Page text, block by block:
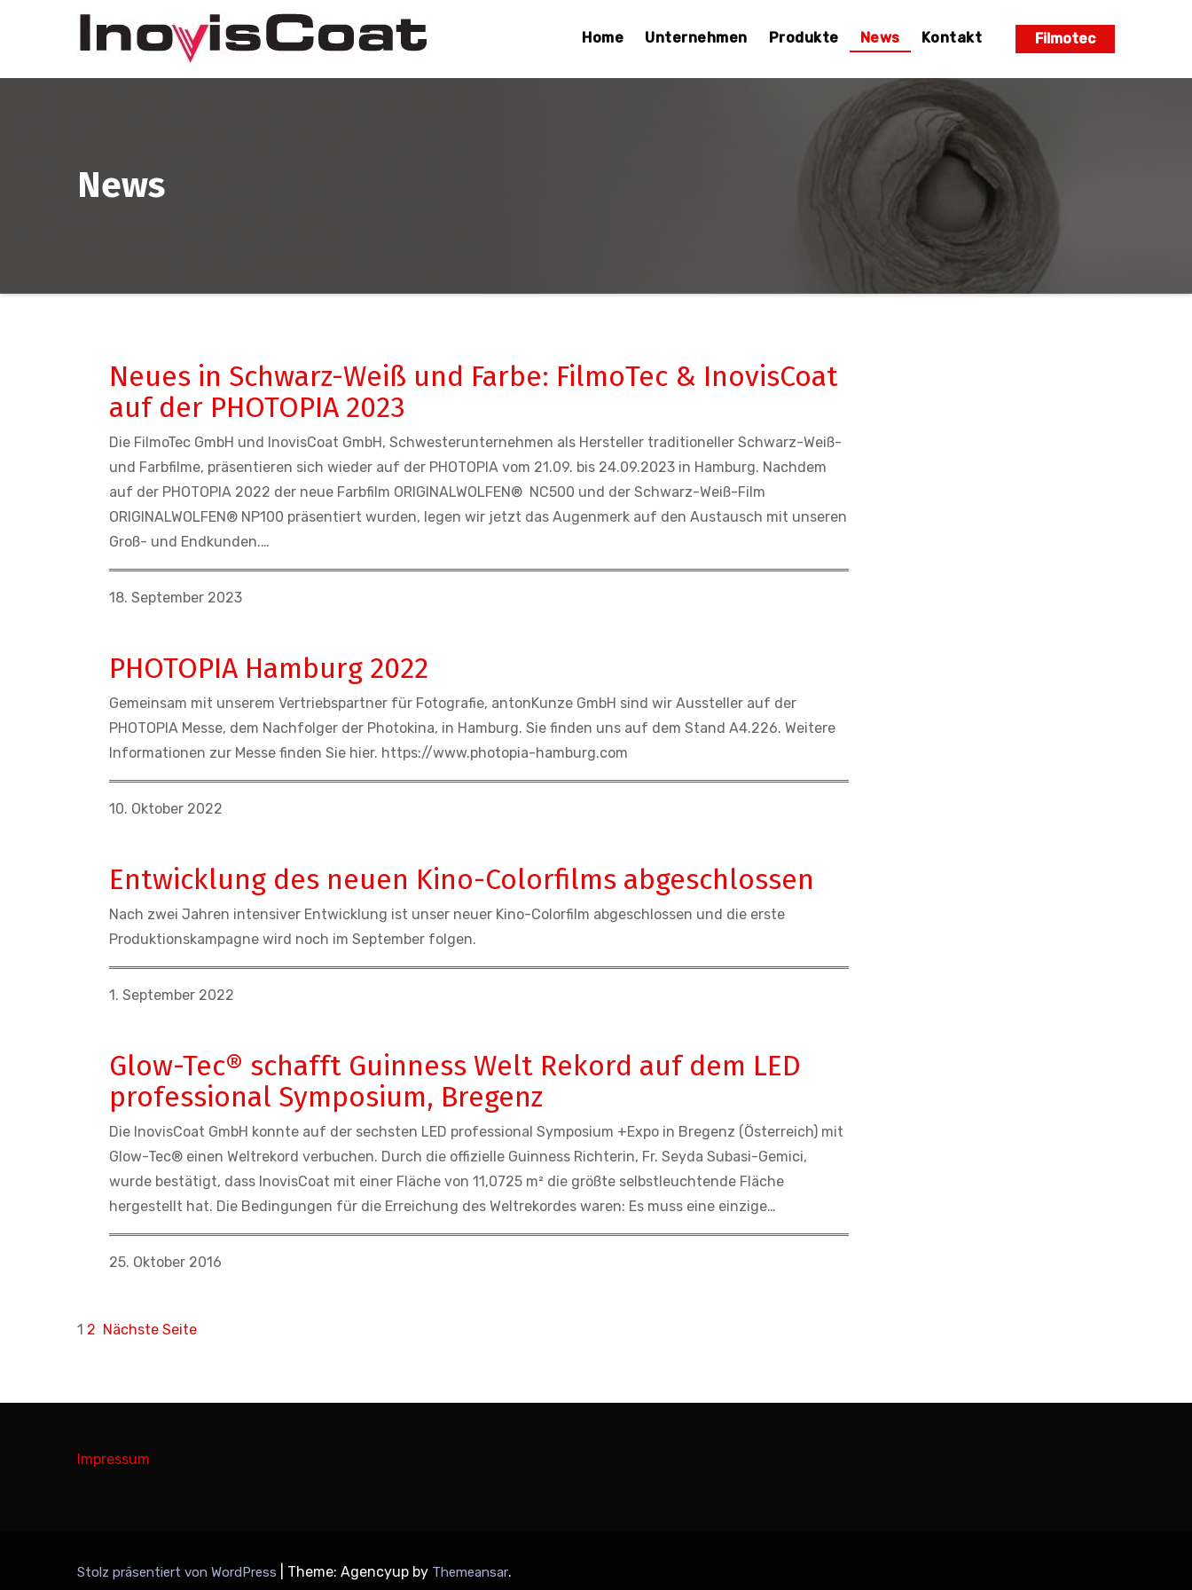
Home Unternehmen Produkte News Kontakt Filmotec
News
Neues in Schwarz-Weiß und Farbe: FilmoTec & InovisCoat
auf der PHOTOPIA 2023
Die FilmoTec GmbH und InovisCoat GmbH, Schwesterunternehmen als Hersteller traditioneller Schwarz-Weiß-
und Farbfilme, präsentieren sich wieder auf der PHOTOPIA vom 21.09. bis 24.09.2023 in Hamburg. Nachdem
auf der PHOTOPIA 2022 der neue Farbfilm ORIGINALWOLFEN® NC500 und der Schwarz-Weiß-Film
ORIGINALWOLFEN® NP100 präsentiert wurden, legen wir jetzt das Augenmerk auf den Austausch mit unseren
Groß- und Endkunden.…
18. September 2023
PHOTOPIA Hamburg 2022
Gemeinsam mit unserem Vertriebspartner für Fotografie, antonKunze GmbH sind wir Aussteller auf der
PHOTOPIA Messe, dem Nachfolger der Photokina, in Hamburg. Sie finden uns auf dem Stand A4.226. Weitere
Informationen zur Messe finden Sie hier. https://www.photopia-hamburg.com
10. Oktober 2022
Entwicklung des neuen Kino-Colorfilms abgeschlossen
Nach zwei Jahren intensiver Entwicklung ist unser neuer Kino-Colorfilm abgeschlossen und die erste
Produktionskampagne wird noch im September folgen.
1. September 2022
Glow-Tec® schafft Guinness Welt Rekord auf dem LED
professional Symposium, Bregenz
Die InovisCoat GmbH konnte auf der sechsten LED professional Symposium +Expo in Bregenz (Österreich) mit
Glow-Tec® einen Weltrekord verbuchen. Durch die offizielle Guinness Richterin, Fr. Seyda Subasi-Gemici,
wurde bestätigt, dass InovisCoat mit einer Fläche von 11,0725 m² die größte selbstleuchtende Fläche
hergestellt hat. Die Bedingungen für die Erreichung des Weltrekordes waren: Es muss eine einzige…
25. Oktober 2016
1 2 Nächste Seite
Impressum
Stolz präsentiert von WordPress Theme: Agencyup by Themeansar.